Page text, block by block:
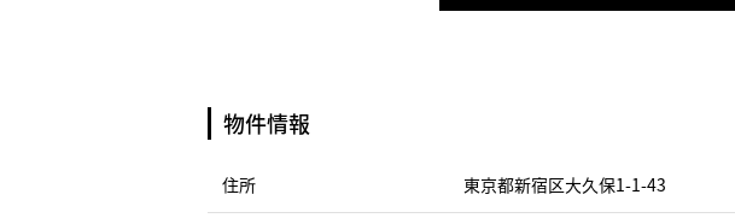
物件情報
住所 東京都新宿区大久保1-1-43